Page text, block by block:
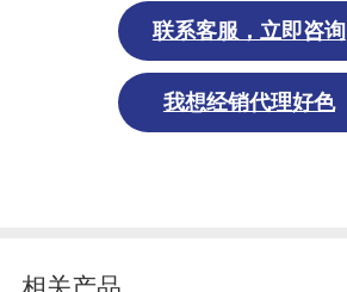
联系客服 ，立即咨询
我想经销代理好色
相关产品